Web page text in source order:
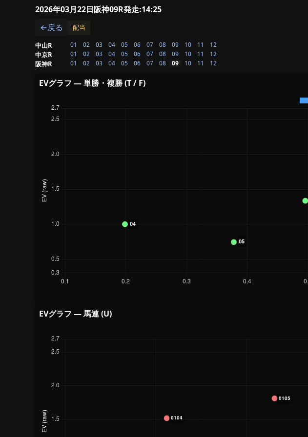
2026年03月22日阪神09R発走:14:25
←戻る
配当
中山R 01 02 03 04 05 06 07 08 09 10 11 12
中京R 01 02 03 04 05 06 07 08 09 10 11 12
阪神R 01 02 03 04 05 06 07 08 09 10 11 12
EVグラフ — 単勝・複勝 (T / F)
EVグラフ — 馬連 (U)